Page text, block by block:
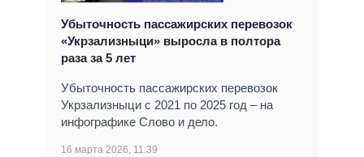
Убыточность пассажирских перевозок
«Укрзализныци» выросла в полтора
раза за 5 лет
Убыточность пассажирских перевозок
Укрзализныци с 2021 по 2025 год – на
инфографике Слово и дело.
16 марта 2026, 11:39